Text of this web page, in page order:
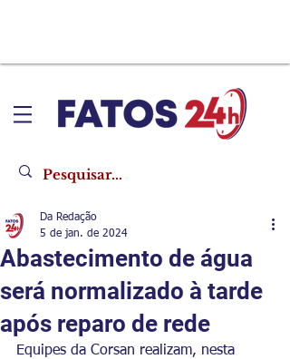
Abastecimento de água
será normalizado à tarde
após reparo de rede
Da Redação
5 de jan. de 2024
Equipes da Corsan realizam, nesta